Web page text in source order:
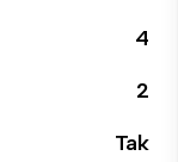
4
2
Tak